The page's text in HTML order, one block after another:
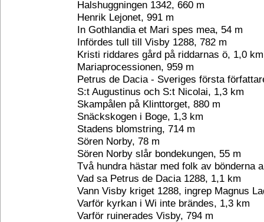
Halshuggningen 1342, 660 m
Henrik Lejonet, 991 m
In Gothlandia et Mari spes mea, 54 m
Infördes tull till Visby 1288, 782 m
Kristi riddares gård på riddarnas ö, 1,0 km
Mariaprocessionen, 959 m
Petrus de Dacia - Sveriges första
S:t Augustinus och S:t Nicolai, 1,3 km
Skampålen på Klinttorget, 880 m
Snäckskogen i Boge, 1,3 km
Stadens blomstring, 714 m
Sören Norby, 78 m
Sören Norby slår bondekungen, 55 m
Två hundra hästar med folk av bönderna
Vad sa Petrus de Dacia 1288, 1,1 km
Vann Visby kriget 1288, ingrep Magnus
Varför kyrkan i Wi inte brändes, 1,3 km
Varför ruinerades Visby, 794 m